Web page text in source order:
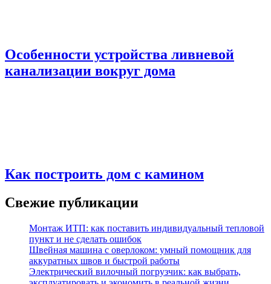
Особенности устройства ливневой
канализации вокруг дома
Как построить дом с камином
Свежие публикации
Монтаж ИТП: как поставить индивидуальный тепловой
пункт и не сделать ошибок
Швейная машина с оверлоком: умный помощник для
аккуратных швов и быстрой работы
Электрический вилочный погрузчик: как выбрать,